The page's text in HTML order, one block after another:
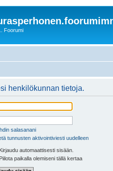
Foorumi
henkilökunnan tietoja.
salasanani
tunnusten aktivointiviesti uudelleen
Kirjaudu automaattisesti sisään.
Piilota paikalla olemiseni tällä kertaa